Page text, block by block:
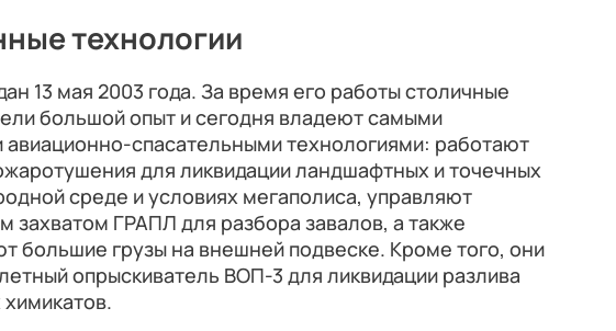
технологии
13 мая 2003 года. За время его работы столичные
большой опыт и сегодня владеют самыми
спасательными технологиями: работают
для ликвидации ландшафтных и точечных
среде и условиях мегаполиса, управляют
захватом ГРАПЛ для разбора завалов, а также
большие грузы на внешней подвеске. Кроме того, они
опрыскиватель ВОП-3 для ликвидации разлива